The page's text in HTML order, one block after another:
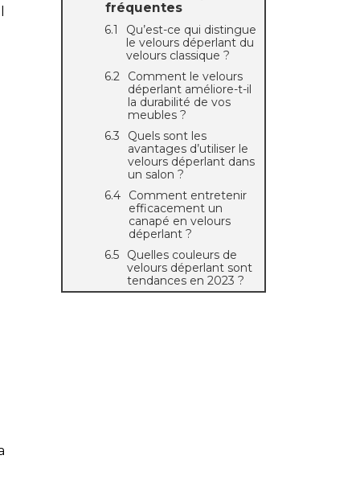
fréquentes
Qu’est-ce qui distingue
le velours déperlant du
velours classique ?
Comment le velours
déperlant améliore-t-il
la durabilité de vos
meubles ?
Quels sont les
avantages d’utiliser le
velours déperlant dans
un salon ?
Comment entretenir
efficacement un
canapé en velours
déperlant ?
Quelles couleurs de
velours déperlant sont
tendances en 2023 ?